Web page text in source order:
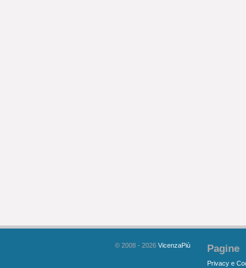
© 2008 - 2026 VicenzaPiù Pagine
Privacy e